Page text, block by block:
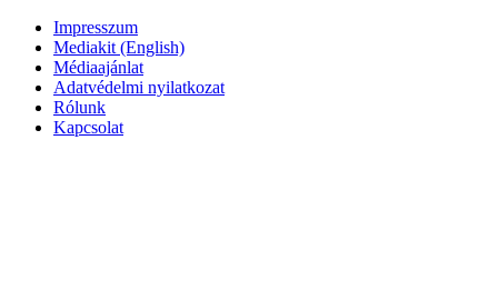
Impresszum
Mediakit (English)
Médiaajánlat
Adatvédelmi nyilatkozat
Rólunk
Kapcsolat